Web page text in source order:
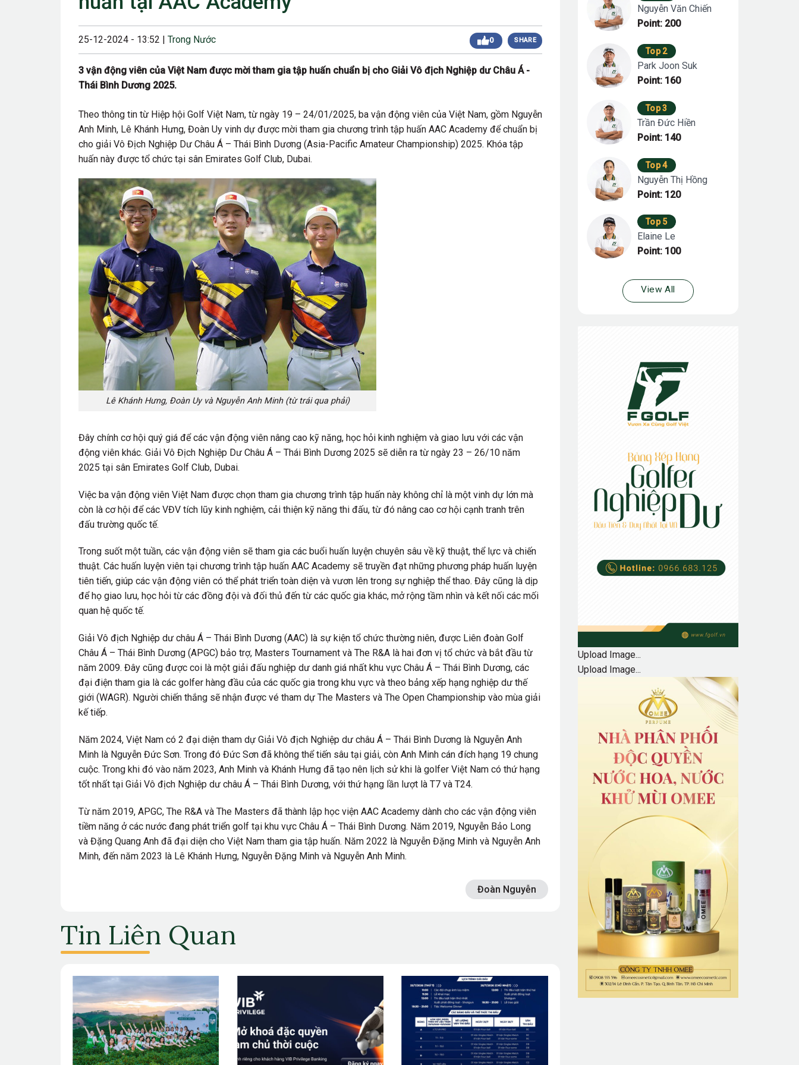
23/08/2024 12:00 sáng
28/06/2024 12:00 chiều
Giải Golf Gia Đình lần 1 (Family Golf Tournament
Giải Golf Doanh nghiệp và Thương hiệu Việt Nam
lần thứ 22 (Business Vietnam Cup 22)
Giải Golf Vô địch các CLB toàn quốc Lần 1
22/12/2023 12:30 chiều
Giải Golf Cặp đôi hoàn hảo Lần 2 (Perfect Golf
Couple 2)
26/10/2023 12:00 chiều
Giải Golf Business & Brand VN Championship 20
25-12-2024 - 13:52 | Trong Nước 0 SHARE
3 vận động viên của Việt Nam được mời tham gia tập huấn chuẩn bị cho Giải Vô địch Nghiệp dư Châu Á -
Thái Bình Dương 2025.
Theo thông tin từ Hiệp hội Golf Việt Nam, từ ngày 19 – 24/01/2025, ba vận động viên của Việt Nam, gồm Nguyễn
Anh Minh, Lê Khánh Hưng, Đoàn Uy vinh dự được mời tham gia chương trình tập huấn AAC Academy để chuẩn bị
cho giải Vô Địch Nghiệp Dư Châu Á – Thái Bình Dương (Asia-Pacific Amateur Championship) 2025. Khóa tập
huấn này được tổ chức tại sân Emirates Golf Club, Dubai.
Lê Khánh Hưng, Đoàn Uy và Nguyễn Anh Minh (từ trái qua phải)
Đây chính cơ hội quý giá để các vận động viên nâng cao kỹ năng, học hỏi kinh nghiệm và giao lưu với các vận
động viên khác. Giải Vô Địch Nghiệp Dư Châu Á – Thái Bình Dương 2025 sẽ diễn ra từ ngày 23 – 26/10 năm
2025 tại sân Emirates Golf Club, Dubai.
Việc ba vận động viên Việt Nam được chọn tham gia chương trình tập huấn này không chỉ là một vinh dự lớn mà
còn là cơ hội để các VĐV tích lũy kinh nghiệm, cải thiện kỹ năng thi đấu, từ đó nâng cao cơ hội cạnh tranh trên
đấu trường quốc tế.
Trong suốt một tuần, các vận động viên sẽ tham gia các buổi huấn luyện chuyên sâu về kỹ thuật, thể lực và chiến
thuật. Các huấn luyện viên tại chương trình tập huấn AAC Academy sẽ truyền đạt những phương pháp huấn luyện
tiên tiến, giúp các vận động viên có thể phát triển toàn diện và vươn lên trong sự nghiệp thể thao. Đây cũng là dịp
để họ giao lưu, học hỏi từ các đồng đội và đối thủ đến từ các quốc gia khác, mở rộng tầm nhìn và kết nối các mối
quan hệ quốc tế.
Giải Vô địch Nghiệp dư châu Á – Thái Bình Dương (AAC) là sự kiện tổ chức thường niên, được Liên đoàn Golf
Châu Á – Thái Bình Dương (APGC) bảo trợ, Masters Tournament và The R&A là hai đơn vị tổ chức và bắt đầu từ
năm 2009. Đây cũng được coi là một giải đấu nghiệp dư danh giá nhất khu vực Châu Á – Thái Bình Dương, các
đại điện tham gia là các golfer hàng đầu của các quốc gia trong khu vực và theo bảng xếp hạng nghiệp dư thế
giới (WAGR). Người chiến thắng sẽ nhận được vé tham dự The Masters và The Open Championship vào mùa giải
kế tiếp.
Năm 2024, Việt Nam có 2 đại diện tham dự Giải Vô địch Nghiệp dư châu Á – Thái Bình Dương là Nguyễn Anh
Minh là Nguyễn Đức Sơn. Trong đó Đức Sơn đã không thể tiến sâu tại giải, còn Anh Minh cán đích hạng 19 chung
cuộc. Trong khi đó vào năm 2023, Anh Minh và Khánh Hưng đã tạo nên lịch sử khi là golfer Việt Nam có thứ hạng
tốt nhất tại Giải Vô địch Nghiệp dư châu Á – Thái Bình Dương, với thứ hạng lần lượt là T7 và T24.
Từ năm 2019, APGC, The R&A và The Masters đã thành lập học viện AAC Academy dành cho các vận động viên
tiềm năng ở các nước đang phát triển golf tại khu vực Châu Á – Thái Bình Dương. Năm 2019, Nguyễn Bảo Long
và Đặng Quang Anh đã đại diện cho Việt Nam tham gia tập huấn. Năm 2022 là Nguyễn Đặng Minh và Nguyễn Anh
Minh, đến năm 2023 là Lê Khánh Hưng, Nguyễn Đặng Minh và Nguyễn Anh Minh.
Đoàn Nguyễn
Tin Liên Quan
Nguyễn Văn Chiến
Point: 200
Top 2
Park Joon Suk
Point: 160
Top 3
Trần Đức Hiền
Point: 140
Top 4
Nguyễn Thị Hồng
Point: 120
Top 5
Elaine Le
Point: 100
View All
Upload Image...
Upload Image...